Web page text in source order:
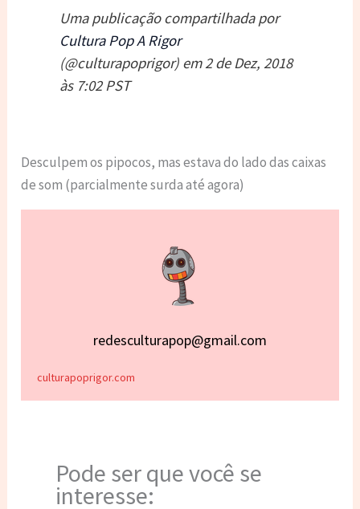
Uma publicação compartilhada por
Cultura Pop A Rigor
(@culturapoprigor) em2 de Dez, 2018
às 7:02 PST
Desculpem os pipocos, mas estava do lado das caixas
de som (parcialmente surda até agora)
redesculturapop@gmail.com
culturapoprigor.com
Pode ser que você se
interesse: